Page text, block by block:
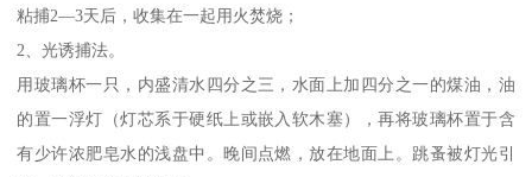
粘捕2—3天后，收集在一起用火焚烧；
2、光诱捕法。
用玻璃杯一只，内盛清水四分之三，水面上加四分之一的煤油，油
的置一浮灯（灯芯系于硬纸上或嵌入软木塞），再将玻璃杯置于含
有少许浓肥皂水的浅盘中。晚间点燃，放在地面上。跳蚤被灯光引